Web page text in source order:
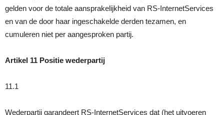
gelden voor de totale aansprakelijkheid van RS-InternetServices
en van de door haar ingeschakelde derden tezamen, en
cumuleren niet per aangesproken partij.
Artikel 11 Positie wederpartij
11.1
Wederpartij garandeert RS-InternetServices dat (het uitvoeren